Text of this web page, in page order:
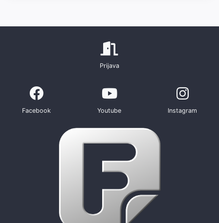
Prijava
Facebook Youtube Instagram